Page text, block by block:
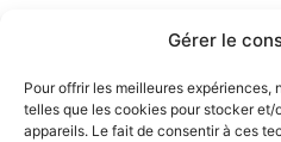
Gérer le
Pour offrir les meilleures expériences,
telles que les cookies pour stocker
appareils. Le fait de consentir à ces